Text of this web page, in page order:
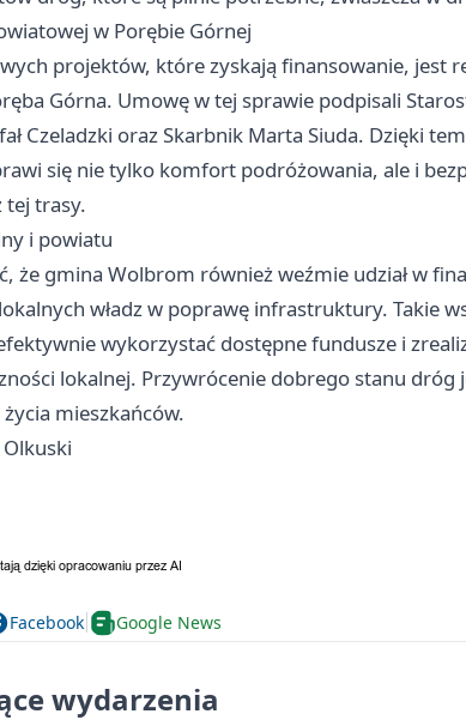
w Porębie Górnej
projektów, które zyskają finansowanie, jest
Górna. Umowę w tej sprawie podpisali
Czeladzki oraz Skarbnik Marta Siuda. Dzięki
się nie tylko komfort podróżowania, ale i
tej trasy.
i powiatu
że gmina Wolbrom również weźmie udział w
władz w poprawę infrastruktury. Takie
wykorzystać dostępne fundusze i
lokalnej. Przywrócenie dobrego stanu
mieszkańców.
Facebook Google News
wydarzenia